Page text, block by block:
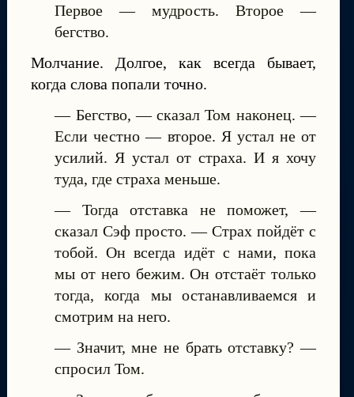
Первое — мудрость. Второе —
бегство.
Молчание. Долгое, как всегда бывает,
когда слова попали точно.
— Бегство, — сказал Том наконец. —
Если честно — второе. Я устал не от
усилий. Я устал от страха. И я хочу
туда, где страха меньше.
— Тогда отставка не поможет, —
сказал Сэф просто. — Страх пойдёт с
тобой. Он всегда идёт с нами, пока
мы от него бежим. Он отстаёт только
тогда, когда мы останавливаемся и
смотрим на него.
— Значит, мне не брать отставку? —
спросил Том.